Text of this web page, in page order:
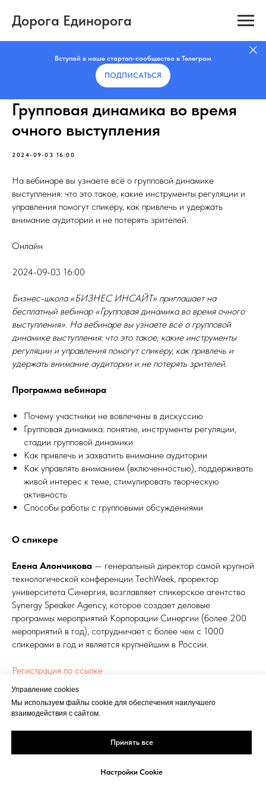
Дорога Единорога
Вступай в наше стартап-сообщество в Телеграм
ПОДПИСАТЬCЯ
Групповая динамика во время
очного выступления
2024-09-03 16:00
На вебинаре вы узнаете всё о групповой динамике
выступления: что это такое, какие инструменты регуляции и
управления помогут спикеру, как привлечь и удержать
внимание аудитории и не потерять зрителей.
Онлайн
2024-09-03 16:00
Бизнес-школа «БИЗНЕС ИНСАЙТ» приглашает на
бесплатный вебинар «Групповая динамика во время очного
выступления». На вебинаре вы узнаете всё о групповой
динамике выступления: что это такое, какие инструменты
регуляции и управления помогут спикеру, как привлечь и
удержать внимание аудитории и не потерять зрителей.
Программа вебинара
Почему участники не вовлечены в дискуссию
Групповая динамика: понятие, инструменты регуляции,
стадии групповой динамики
Как привлечь и захватить внимание аудитории
Как управлять вниманием (включенностью), поддерживать
живой интерес к теме, стимулировать творческую
активность
Способы работы с групповыми обсуждениями
О спикере
Елена Алончикова — генеральный директор самой крупной
технологической конференции TechWeek, проректор
университета Синергия, возглавляет спикерское агентство
Synergy Speaker Agency, которое создает деловые
программы мероприятий Корпорации Синергии (более 200
мероприятий в год), сотрудничает с более чем с 1000
спикерами в год и является крупнейшим в России.
Регистрация по ссылке
PR, КОММУНИКАЦИЯ, БРЕНД
Управление cookies
Мы используем файлы cookie для обеспечения наилучшего
взаимодействия с сайтом.
Принять все
Настройки Cookie